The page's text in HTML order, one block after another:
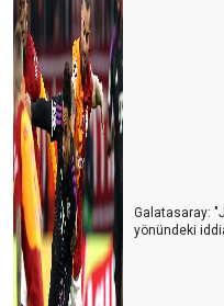
Galatasaray:
yönündeki